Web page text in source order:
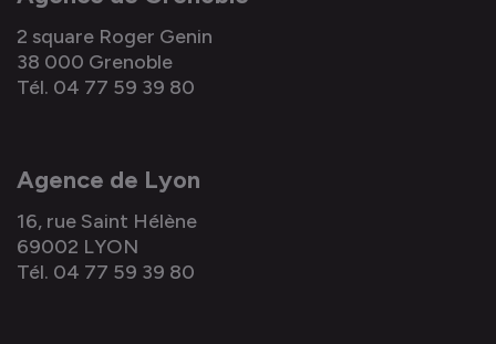
2 square Roger Genin
38 000 Grenoble
Tél. 04 77 59 39 80
Agence de Lyon
16, rue Saint Hélène
69002 LYON
Tél. 04 77 59 39 80